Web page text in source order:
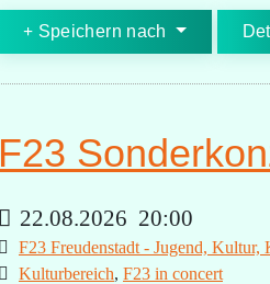
Speichern nach
F23
22.08.2026 20:00
F23 Freudenstadt - Jugend, Kultur,
Kulturbereich, F23 in concert